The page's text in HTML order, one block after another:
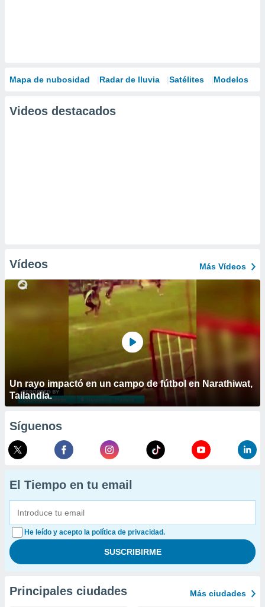
Mapa de nubosidad Radar de lluvia Satélites Modelos
Videos destacados
Vídeos Más Vídeos
Un rayo impactó en un campo de fútbol en Narathiwat,
Tailandia.
Síguenos
El Tiempo en tu email
He leído y acepto la política de privacidad.
Principales ciudades Más ciudades